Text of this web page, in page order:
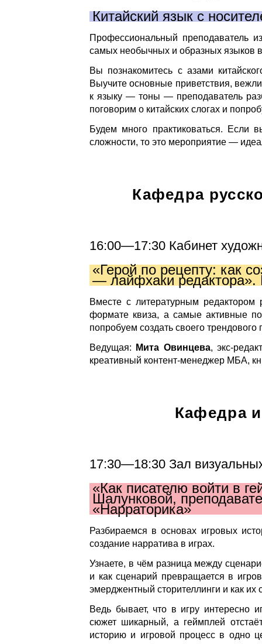
Китайский язык с
Профессиональный преподаватель
самых необычных и образных языков
Вы познакомитесь с азами
Выучите основные приветствия,
к языку — тоны — преподаватель
поговорим о китайских слогах и
Будем много практиковаться. Если
сложности, то это мероприятие —
Кафедра
16:00—17:30 Кабинет
«Герой по рецепту: как
— лайфхаки
Вместе с литературным
формате квиза, а самые активные
попробуем создать своего
Ведущая:
Мита Овинцева, экс-
креативный контент-менеджер МБА,
Кафедра
17:30—18:30 Зал
«Как писателю войти в
Шалунковой,
«Нарраторика»
Разбираемся в основах игровых
создание нарратива в играх.
Узнаете, в чём разница между
и как сценарий превращается в
эмерджентный сторителлинги и как их
Ведь бывает, что в игру интересно
сюжет шикарный, а геймплей
историю и игровой процесс в одно